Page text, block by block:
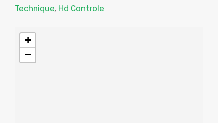
Technique, Hd Controle
+
−